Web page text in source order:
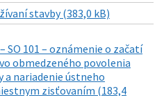
stavby (383,0 kB)
SO 101 – oznámenie o začatí
obmedzeného povolenia
a nariadenie ústneho
zisťovaním (183,4